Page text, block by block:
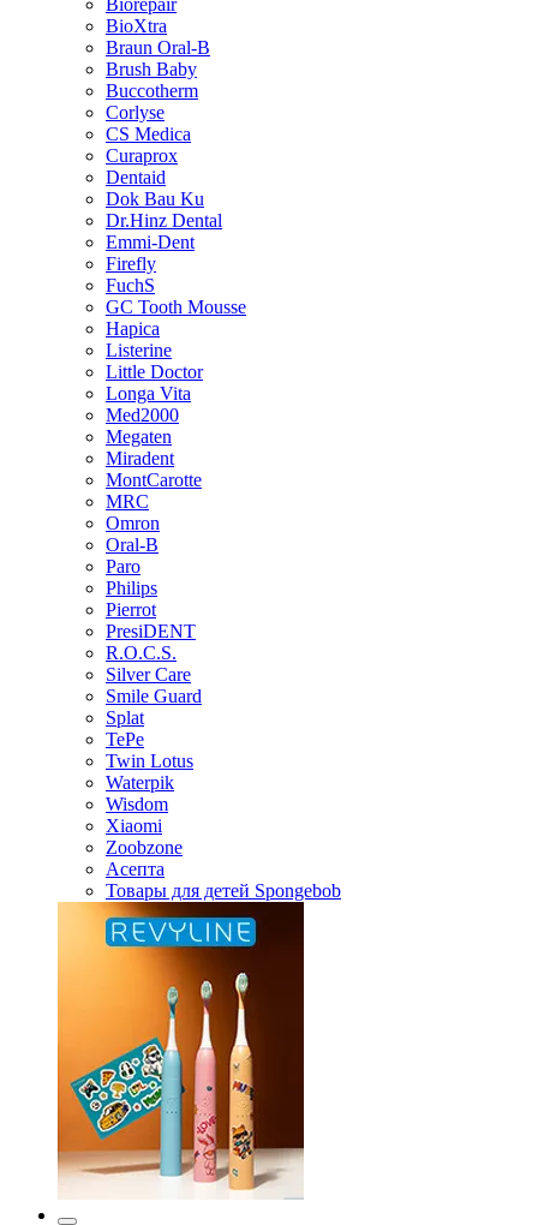
Biorepair
BioXtra
Braun Oral-B
Brush Baby
Buccotherm
Corlyse
CS Medica
Curaprox
Dentaid
Dok Bau Ku
Dr.Hinz Dental
Emmi-Dent
Firefly
FuchS
GC Tooth Mousse
Hapica
Listerine
Little Doctor
Longa Vita
Med2000
Megaten
Miradent
MontCarotte
MRC
Omron
Oral-B
Paro
Philips
Pierrot
PresiDENT
R.O.C.S.
Silver Care
Smile Guard
Splat
TePe
Twin Lotus
Waterpik
Wisdom
Xiaomi
Zoobzone
Асепта
Товары для детей Spongebob